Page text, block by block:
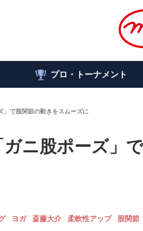
プロ・トーナメント
」で股関節の動きをスムーズに
ガニ股ポーズ」
ヨガ 斎藤大介 柔軟性アップ 股関節